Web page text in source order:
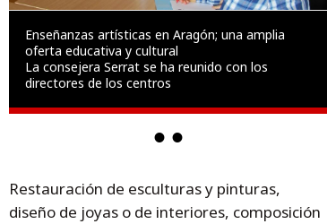
Enseñanzas artísticas en Aragón; una amplia
oferta educativa y cultural
La consejera Serrat se ha reunido con los
directores de los centros
Restauración de esculturas y pinturas,
diseño de joyas o de interiores, composición